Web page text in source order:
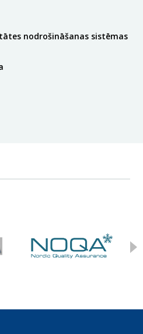
nodrošināšanas sistēmas